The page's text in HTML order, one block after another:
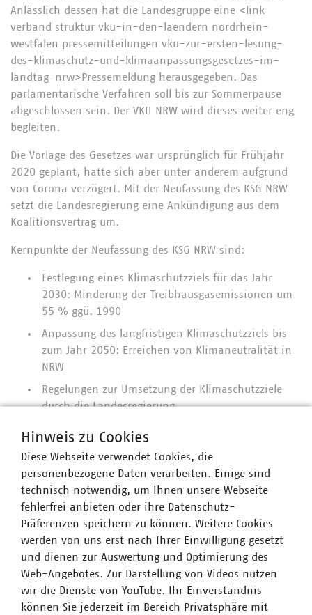
Anlässlich dessen hat die Landesgruppe eine <link
verband struktur vku-in-den-laendern nordrhein-
westfalen pressemitteilungen vku-zur-ersten-lesung-
des-klimaschutz-und-klimaanpassungsgesetzes-im-
landtag-nrw>Pressemeldung herausgegeben. Das
parlamentarische Verfahren soll bis zur Sommerpause
abgeschlossen sein. Der VKU NRW wird dieses weiter eng
begleiten.
Die Vorlage des Gesetzes war ursprünglich für Frühjahr
2020 geplant, hatte sich aber unter anderem aufgrund
von Corona verzögert. Mit der Neufassung des KSG NRW
setzt die Landesregierung eine Ankündigung aus dem
Koalitionsvertrag um.
Kernpunkte der Neufassung des KSG NRW sind:
Festlegung eines Klimaschutzziels für das Jahr
2030: Minderung der Treibhausgasemissionen um
55 % ggü. 1990
Anpassung des langfristigen Klimaschutzziels bis
zum Jahr 2050: Erreichen von Klimaneutralität in
NRW
Regelungen zur Umsetzung der Klimaschutzziele
durch die Landesregierung
und zur Vorbildfunktion durch die anderen
öffentlichen Stellen
Die Durchführung eines Klimaschutzaudits zur
Überprüfung von Klimaschutzmaßnahmen der
Landesregierung auf Effizienz und Wirksamkeit
Eine insgesamt klimaneutrale Landesverwaltung
bis zum Jahr 2030
Die Einsetzung bzw. Weiterführung des Beirats
„Klimaschutz.NRW“ zur beratenden Begleitung der
Klimaschutzpolitik
Hinweis zu Cookies
Diese Webseite verwendet Cookies, die
personenbezogene Daten verarbeiten. Einige sind
technisch notwendig, um Ihnen unsere Webseite
fehlerfrei anbieten oder ihre Datenschutz-
Präferenzen speichern zu können. Weitere Cookies
werden von uns erst nach Ihrer Einwilligung gesetzt
und dienen zur Auswertung und Optimierung des
Web-Angebotes. Zur Darstellung von Videos nutzen
wir die Dienste von YouTube. Ihr Einverständnis
können Sie jederzeit im Bereich Privatsphäre mit